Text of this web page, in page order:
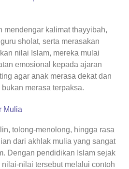
mendengar kalimat thayyibah,
sholat, serta merasakan
nilai Islam, mereka mulai
emosional kepada ajaran
agar anak merasa dekat dan
merasa terpaksa.
Mulia
tolong-menolong, hingga rasa
dari akhlak mulia yang sangat
Dengan pendidikan Islam sejak
nilai tersebut melalui contoh